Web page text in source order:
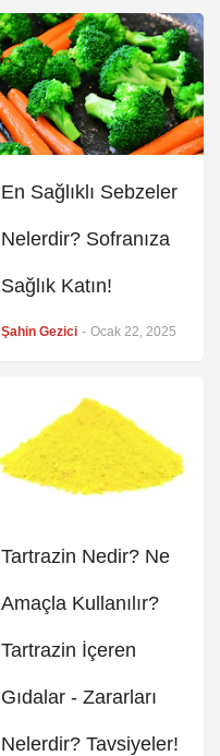
En Sağlıklı Sebzeler
Nelerdir? Sofranıza
Sağlık Katın!
Şahin Gezici - Ocak 22, 2025
Tartrazin Nedir? Ne
Amaçla Kullanılır?
Tartrazin İçeren
Gıdalar - Zararları
Nelerdir? Tavsiyeler!